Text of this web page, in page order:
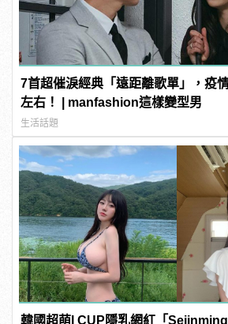
7首超催淚經典「遠距離歌單」，疫
左右！ | manfashion這樣變型男
生活話題
韓國超萌I CUP隱乳網紅「